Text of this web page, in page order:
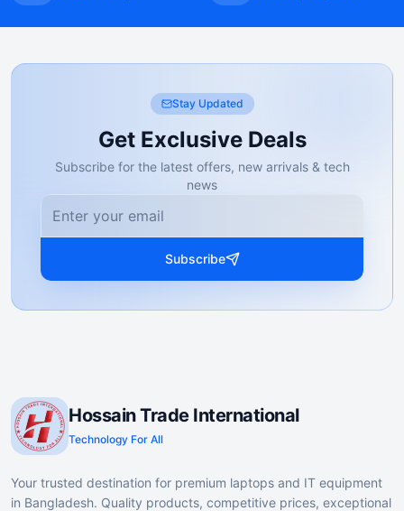
Stay Updated
Get Exclusive Deals
Subscribe for the latest offers, new arrivals & tech
news
Subscribe
Hossain Trade International
Technology For All
Your trusted destination for premium laptops and IT equipment
in Bangladesh. Quality products, competitive prices, exceptional